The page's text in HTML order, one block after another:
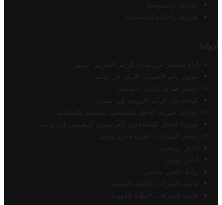
سياسة الخصوصية
شروط وأحكام الاستخدام
أدواتنا
أداة التحقق من صحة الرقم الضريبي تونس
محول رقم الحساب الآيبان في تونس
أسعار صرف الدينار التونسي
البحث عن الرمز البريدي في تونس
محاكي ضريبة الدخل الشخصي للموظف/المتقاعد
ضريبة الدخل للمتقاعدين الفرنسيين المقيمين في تونس
أسعار السيارات الجديدة في تونس
أخبار تروفيت
أخبار تونس
رابط خلفي مجاني
قائمة الشركات الأهلية المحلية
قائمة الشركات الأهلية الجهوية